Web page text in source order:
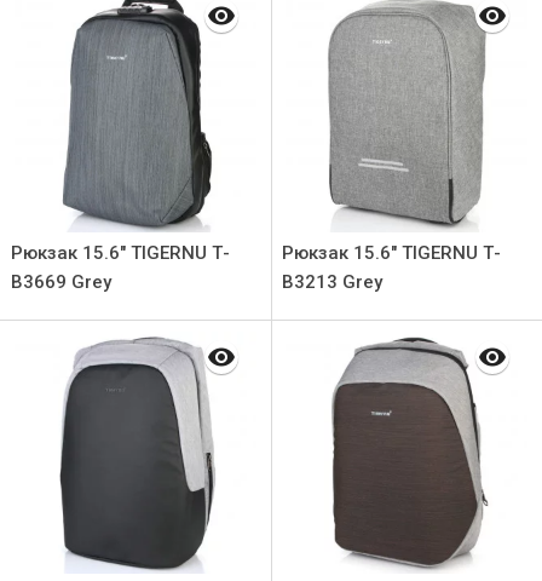
Рюкзак 15.6" TIGERNU Т-
В3669 Grey
Рюкзак 15.6" TIGERNU Т-
В3213 Grey